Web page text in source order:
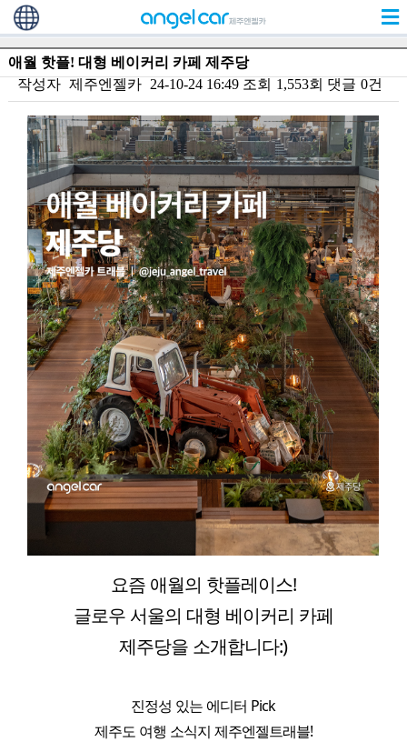
애월 핫플! 대형 베이커리 카페 제주당
작성자 제주엔젤카 24-10-24 16:49조회 1,553회 댓글 0건
요즘 애월의 핫플레이스!
글로우 서울의 대형 베이커리 카페
제주당을 소개합니다:)
진정성 있는 에디터 Pick
제주도 여행 소식지 제주엔젤트래블!